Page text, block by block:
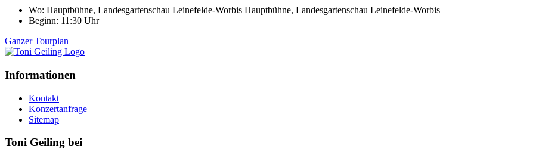
Wo: Hauptbühne, Landesgartenschau Leinefelde-Worbis Hauptbühne, Landesgartenschau Leinefelde-Worbis
Beginn: 11:30 Uhr
Ganzer Tourplan
Informationen
Kontakt
Konzertanfrage
Sitemap
Toni Geiling bei